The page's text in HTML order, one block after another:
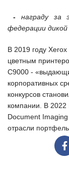
-
награду за
федерации дикой
В 2019 году
цветным
C9000 -
корпоративных
конкурсов
компании. В 2022
Document
отрасли